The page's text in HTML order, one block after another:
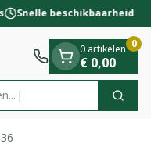
Snelle beschikbaarheid
Zoek
0 artikelen
€ 0,00
0